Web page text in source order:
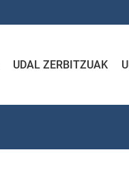
UDAL ZERBITZUAK